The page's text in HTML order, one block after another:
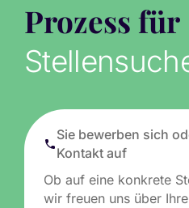
Prozess für
Sie bewerben sich
Kontakt auf
Ob auf eine konkrete
wir freuen uns über